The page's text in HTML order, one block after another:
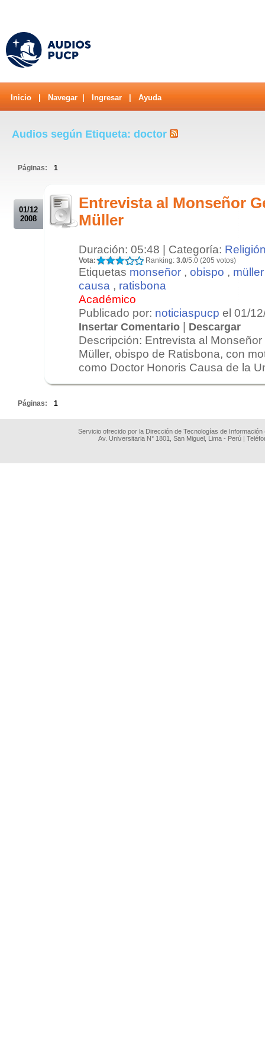
Inicio Navegar Ingresar Ayuda
Audios según Etiqueta: doctor
Páginas: 1
01/12
2008
Entrevista al Monseñor
Müller
Duración: 05:48 | Categoría:
Vota: Ranking: 3.0/5.0 (205 votos)
Etiquetas monseñor , obispo , müller
causa , ratisbona
Académico
Publicado por: noticiaspucp el 01/
Insertar Comentario | Descargar
Descripción: Entrevista al
Müller, obispo de Ratisbona, con
como Doctor Honoris Causa de la
Páginas: 1
Servicio ofrecido por la Dirección de Tecnologías de
Av. Universitaria N° 1801, San Miguel, Lima - Perú |